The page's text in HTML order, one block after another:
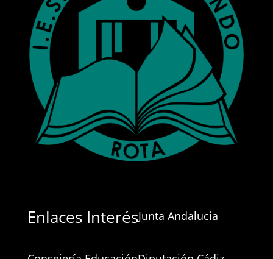
Enlaces InterésJunta Andalucia